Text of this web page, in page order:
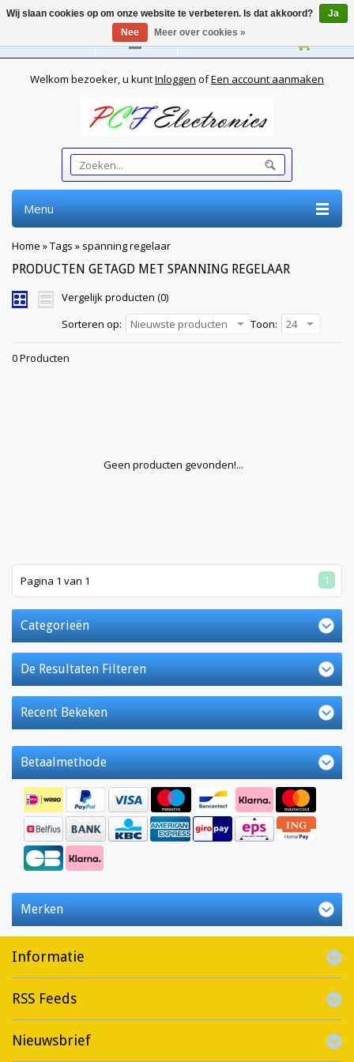
Nederlands
Welkom bezoeker, u kuntInloggen ofEen account aanmaken
Menu
Home »Tags » spanning regelaar
PRODUCTEN GETAGD MET SPANNING REGELAAR
Vergelijk producten (0)
Sorteren op:
Nieuwste producten Toon: 24
0 Producten
Geen producten gevonden!...
Pagina 1 van 1 1
Categorieën
De Resultaten Filteren
Recent Bekeken
Betaalmethode
Merken
Informatie
RSS Feeds
Nieuwsbrief
Wij slaan cookies op om onze website te verbeteren. Is dat akkoord?
Ja
Nee
Meer over cookies »